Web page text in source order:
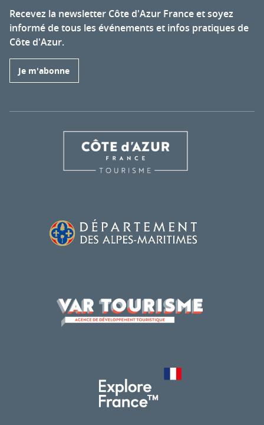
Recevez la newsletter Côte d'Azur France et soyez
informé de tous les événements et infos pratiques de
Côte d'Azur.
Je m'abonne